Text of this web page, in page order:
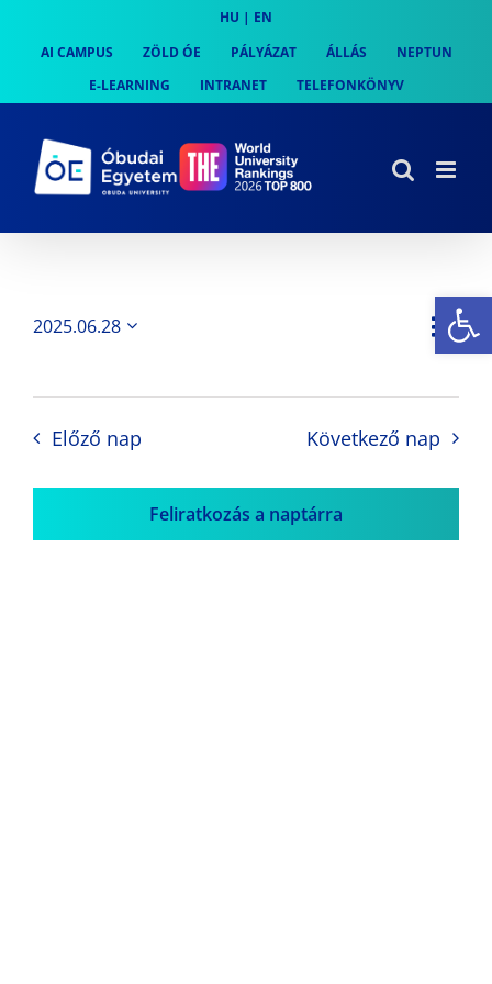
content
HU | EN
AI CAMPUS
ZÖLD ÓE PÁLYÁZAT ÁLLÁS
NEPTUN
E-LEARNING
INTRANET TELEFONKÖNYV
Nap
2025.06.28
Előző nap Következő nap
Feliratkozás a naptárra